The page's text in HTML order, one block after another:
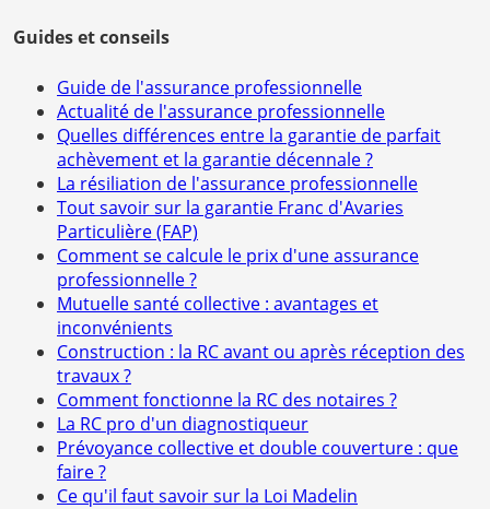
Guides et conseils
Guide de l'assurance professionnelle
Actualité de l'assurance professionnelle
Quelles différences entre la garantie de parfait
achèvement et la garantie décennale ?
La résiliation de l'assurance professionnelle
Tout savoir sur la garantie Franc d'Avaries
Particulière (FAP)
Comment se calcule le prix d'une assurance
professionnelle ?
Mutuelle santé collective : avantages et
inconvénients
Construction : la RC avant ou après réception des
travaux ?
Comment fonctionne la RC des notaires ?
La RC pro d'un diagnostiqueur
Prévoyance collective et double couverture : que
faire ?
Ce qu'il faut savoir sur la Loi Madelin